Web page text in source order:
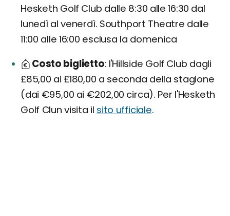
Hesketh Golf Club dalle 8:30 alle 16:30 dal
lunedì al venerdì. Southport Theatre dalle
11:00 alle 16:00 esclusa la domenica
Costo biglietto l'Hillside Golf Club dagli
£85,00 ai £180,00 a seconda della stagione
(dai €95,00 ai €202,00 circa). Per l'Hesketh
Golf Clun visita il sito ufficiale.